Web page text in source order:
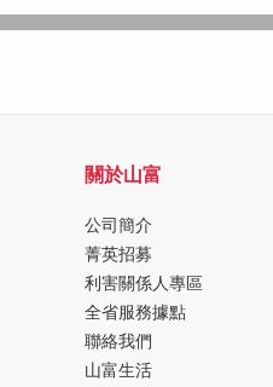
關於山富
公司簡介
菁英招募
利害關係人專區
全省服務據點
聯絡我們
山富生活